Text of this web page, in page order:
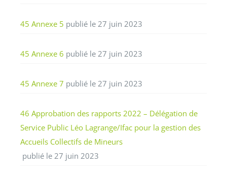
45 Annexe 5 publié le 27 juin 2023
45 Annexe 6 publié le 27 juin 2023
45 Annexe 7 publié le 27 juin 2023
46 Approbation des rapports 2022 – Délégation de
Service Public Léo Lagrange/Ifac pour la gestion des
Accueils Collectifs de Mineurs
publié le 27 juin 2023